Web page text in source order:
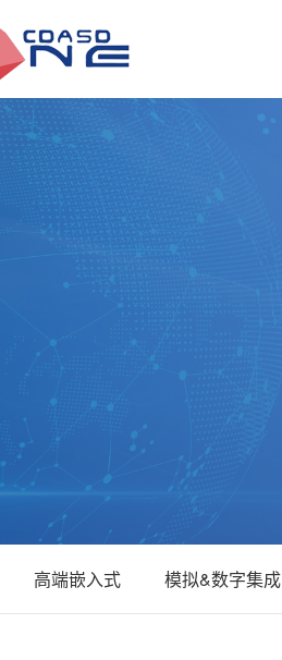
高端嵌入式 模拟&数字集成